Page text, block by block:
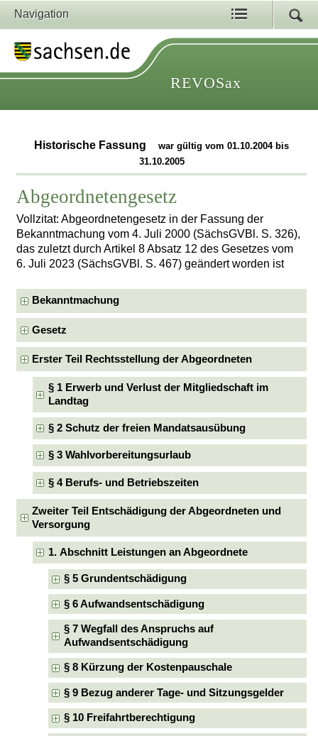
Navigation
REVOSax
Historische Fassung
war gültig vom 01.10.2004 bis
31.10.2005
Abgeordnetengesetz
Vollzitat: Abgeordnetengesetz in der Fassung der
Bekanntmachung vom 4. Juli 2000 (SächsGVBl. S. 326),
das zuletzt durch Artikel 8 Absatz 12 des Gesetzes vom
6. Juli 2023 (SächsGVBl. S. 467) geändert worden ist
Bekanntmachung
Gesetz
Erster Teil Rechtsstellung der Abgeordneten
§ 1 Erwerb und Verlust der Mitgliedschaft im
Landtag
§ 2 Schutz der freien Mandatsausübung
§ 3 Wahlvorbereitungsurlaub
§ 4 Berufs- und Betriebszeiten
Zweiter Teil Entschädigung der Abgeordneten und
Versorgung
1. Abschnitt Leistungen an Abgeordnete
§ 5 Grundentschädigung
§ 6 Aufwandsentschädigung
§ 7 Wegfall des Anspruchs auf
Aufwandsentschädigung
§ 8 Kürzung der Kostenpauschale
§ 9 Bezug anderer Tage- und Sitzungsgelder
§ 10 Freifahrtberechtigung